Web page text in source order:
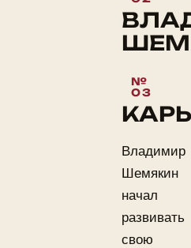
Владимир
Шемякин
начал
развивать
свою